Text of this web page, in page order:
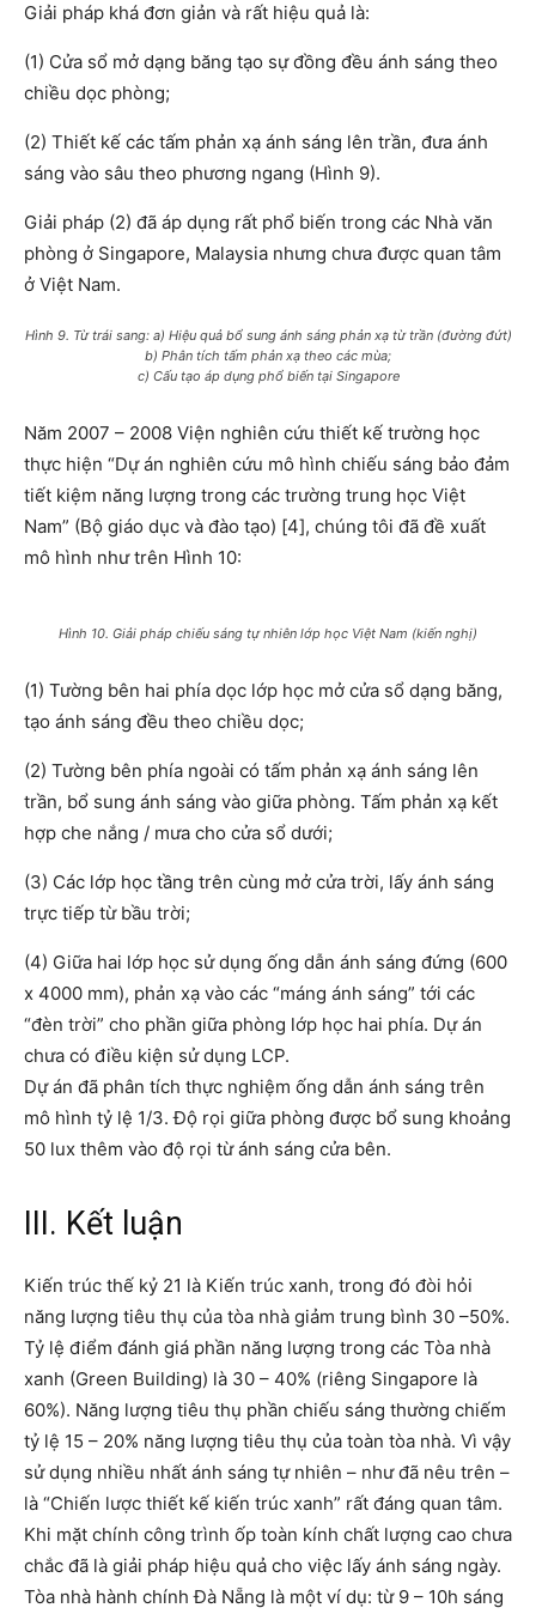
Giải pháp khá đơn giản và rất hiệu quả là:
(1) Cửa sổ mở dạng băng tạo sự đồng đều ánh sáng theo
chiều dọc phòng;
(2) Thiết kế các tấm phản xạ ánh sáng lên trần, đưa ánh
sáng vào sâu theo phương ngang (Hình 9).
Giải pháp (2) đã áp dụng rất phổ biến trong các Nhà văn
phòng ở Singapore, Malaysia nhưng chưa được quan tâm
ở Việt Nam.
Hình 9. Từ trái sang: a) Hiệu quả bổ sung ánh sáng phản xạ từ trần (đường đứt)
b) Phân tích tấm phản xạ theo các mùa;
c) Cấu tạo áp dụng phổ biến tại Singapore
Năm 2007 – 2008 Viện nghiên cứu thiết kế trường học
thực hiện “Dự án nghiên cứu mô hình chiếu sáng bảo đảm
tiết kiệm năng lượng trong các trường trung học Việt
Nam” (Bộ giáo dục và đào tạo) [4], chúng tôi đã đề xuất
mô hình như trên Hình 10:
Hình 10. Giải pháp chiếu sáng tự nhiên lớp học Việt Nam (kiến nghị)
(1) Tường bên hai phía dọc lớp học mở cửa sổ dạng băng,
tạo ánh sáng đều theo chiều dọc;
(2) Tường bên phía ngoài có tấm phản xạ ánh sáng lên
trần, bổ sung ánh sáng vào giữa phòng. Tấm phản xạ kết
hợp che nắng / mưa cho cửa sổ dưới;
(3) Các lớp học tầng trên cùng mở cửa trời, lấy ánh sáng
trực tiếp từ bầu trời;
(4) Giữa hai lớp học sử dụng ống dẫn ánh sáng đứng (600
x 4000 mm), phản xạ vào các “máng ánh sáng” tới các
“đèn trời” cho phần giữa phòng lớp học hai phía. Dự án
chưa có điều kiện sử dụng LCP.
Dự án đã phân tích thực nghiệm ống dẫn ánh sáng trên
mô hình tỷ lệ 1/3. Độ rọi giữa phòng được bổ sung khoảng
50 lux thêm vào độ rọi từ ánh sáng cửa bên.
III. Kết luận
Kiến trúc thế kỷ 21 là Kiến trúc xanh, trong đó đòi hỏi
năng lượng tiêu thụ của tòa nhà giảm trung bình 30 –50%.
Tỷ lệ điểm đánh giá phần năng lượng trong các Tòa nhà
xanh (Green Building) là 30 – 40% (riêng Singapore là
60%). Năng lượng tiêu thụ phần chiếu sáng thường chiếm
tỷ lệ 15 – 20% năng lượng tiêu thụ của toàn tòa nhà. Vì vậy
sử dụng nhiều nhất ánh sáng tự nhiên – như đã nêu trên –
là “Chiến lược thiết kế kiến trúc xanh” rất đáng quan tâm.
Khi mặt chính công trình ốp toàn kính chất lượng cao chưa
chắc đã là giải pháp hiệu quả cho việc lấy ánh sáng ngày.
Tòa nhà hành chính Đà Nẵng là một ví dụ: từ 9 – 10h sáng